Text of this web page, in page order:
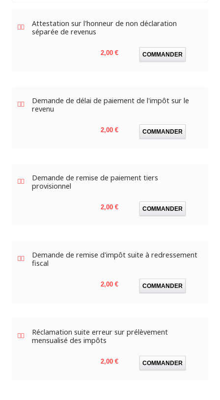
Attestation sur l'honneur de non déclaration
séparée de revenus
Prix
2,00 € COMMANDER
Demande de délai de paiement de l'impôt sur le
revenu
Prix
2,00 € COMMANDER
Demande de remise de paiement tiers
provisionnel
Prix
2,00 € COMMANDER
Demande de remise d'impôt suite à redressement
fiscal
Prix
2,00 € COMMANDER
Réclamation suite erreur sur prélèvement
mensualisé des impôts
Prix
2,00 € COMMANDER